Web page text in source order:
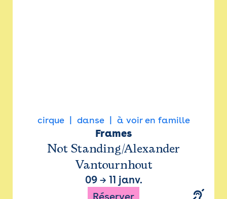
cirque danse à voir en famille
Frames
Not Standing/Alexander
Vantournhout
09→ 11 janv.
Réserver